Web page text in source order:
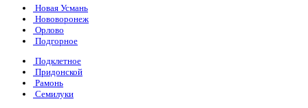
Новая Усмань
Нововоронеж
Орлово
Подгорное
Подклетное
Придонской
Рамонь
Семилуки